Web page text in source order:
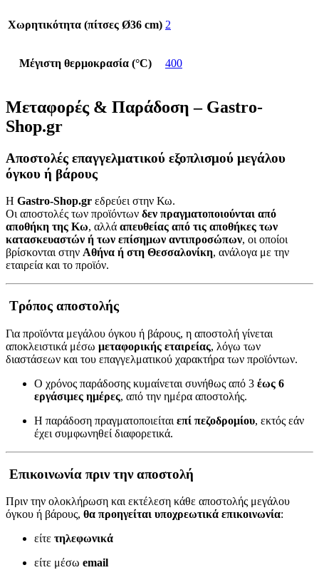
Χωρητικότητα (πίτσες Ø36 cm) 2
Μέγιστη θερμοκρασία (°C) 400
Μεταφορές & Παράδοση – Gastro-
Shop.gr
Αποστολές επαγγελματικού εξοπλισμού μεγάλου
όγκου ή βάρους
Η Gastro-Shop.gr εδρεύει στην Κω.
Οι αποστολές των προϊόντων δεν πραγματοποιούνται από
αποθήκη της Κω, αλλά απευθείας από τις αποθήκες των
κατασκευαστών ή των επίσημων αντιπροσώπων, οι οποίοι
βρίσκονται στην Αθήνα ή στη Θεσσαλονίκη, ανάλογα με την
εταιρεία και το προϊόν.
Τρόπος αποστολής
Για προϊόντα μεγάλου όγκου ή βάρους, η αποστολή γίνεται
αποκλειστικά μέσω μεταφορικής εταιρείας, λόγω των
διαστάσεων και του επαγγελματικού χαρακτήρα των προϊόντων.
Ο χρόνος παράδοσης κυμαίνεται συνήθως από 3 έως 6
εργάσιμες ημέρες, από την ημέρα αποστολής.
Η παράδοση πραγματοποιείται επί πεζοδρομίου, εκτός εάν
έχει συμφωνηθεί διαφορετικά.
Επικοινωνία πριν την αποστολή
Πριν την ολοκλήρωση και εκτέλεση κάθε αποστολής μεγάλου
όγκου ή βάρους, θα προηγείται υποχρεωτικά επικοινωνία:
είτε τηλεφωνικά
είτε μέσω email